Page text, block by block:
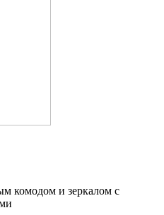
комодом и зеркалом с